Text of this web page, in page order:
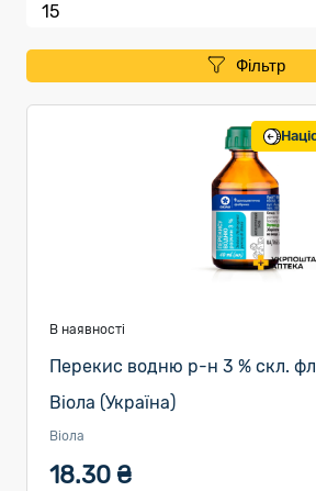
Фільтр
В наявності
Перекис водню р-н 3 % скл.
Віола (Україна)
Віола
18.30 ₴